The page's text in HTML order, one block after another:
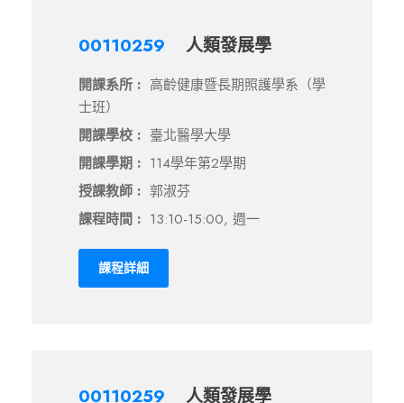
00110259 人類發展學
開課系所 : 高齡健康暨長期照護學系（學
士班）
開課學校 : 臺北醫學大學
開課學期 : 114學年第2學期
授課教師 : 郭淑芬
課程時間 : 13:10-15:00, 週一
課程詳細
00110259 人類發展學